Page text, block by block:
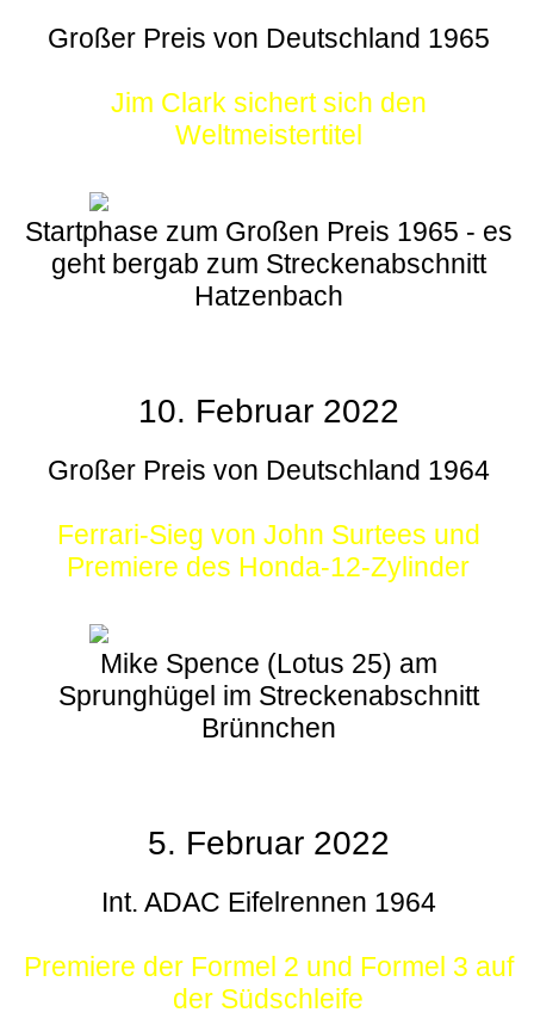
Großer Preis von Deutschland 1965
Jim Clark sichert sich den
Weltmeistertitel
Startphase zum Großen Preis 1965 - es
geht bergab zum Streckenabschnitt
Hatzenbach
10. Februar 2022
Großer Preis von Deutschland 1964
Ferrari-Sieg von John Surtees und
Premiere des Honda-12-Zylinder
Mike Spence (Lotus 25) am
Sprunghügel im Streckenabschnitt
Brünnchen
5. Februar 2022
Int. ADAC Eifelrennen 1964
Premiere der Formel 2 und Formel 3 auf
der Südschleife